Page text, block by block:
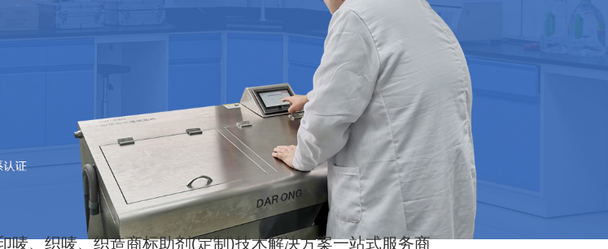
唛、织唛、织造商标助剂(定制)技术解决方案一站式服务商